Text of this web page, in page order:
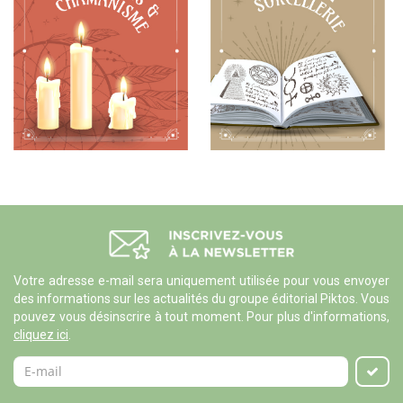
Votre adresse e-mail sera uniquement utilisée pour vous envoyer
des informations sur les actualités du groupe éditorial Piktos. Vous
pouvez vous désinscrire à tout moment. Pour plus d'informations,
cliquez ici